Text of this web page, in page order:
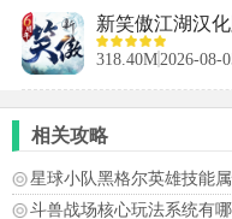
新笑傲江湖汉
318.40M 2026-08-
相关攻略
星球小队黑格尔英雄技能
斗兽战场核心玩法系统有